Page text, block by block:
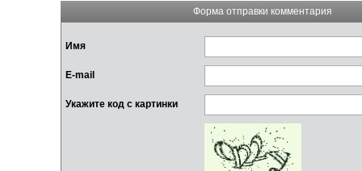
Форма отправки комментария
Имя
E-mail
Укажите код с картинки